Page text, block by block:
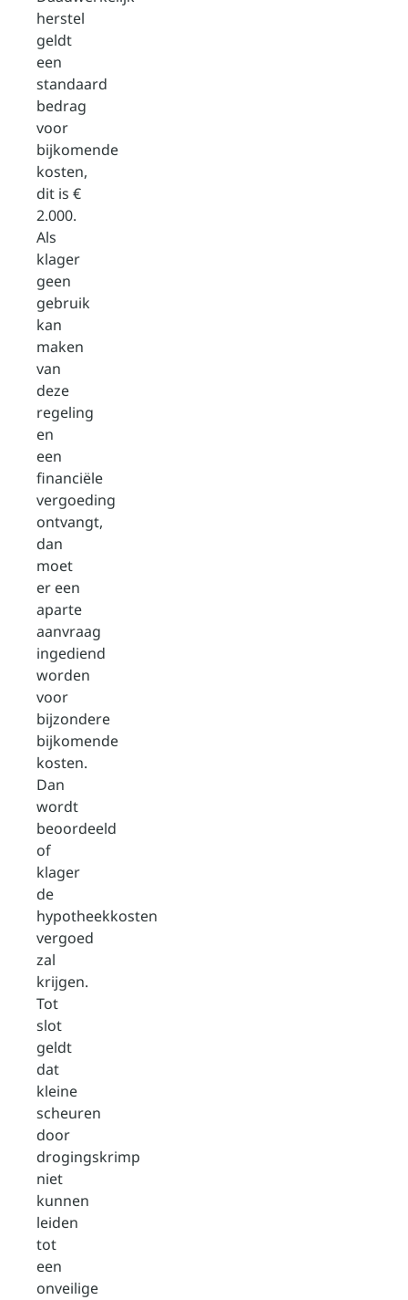
herstel
geldt
een
standaard
bedrag
voor
bijkomende
kosten,
dit is €
2.000.
Als
klager
geen
gebruik
kan
maken
van
deze
regeling
en
een
financiële
vergoeding
ontvangt,
dan
moet
er een
aparte
aanvraag
ingediend
worden
voor
bijzondere
bijkomende
kosten.
Dan
wordt
beoordeeld
of
klager
de
hypotheekkosten
vergoed
zal
krijgen.
Tot
slot
geldt
dat
kleine
scheuren
door
drogingskrimp
niet
kunnen
leiden
tot
een
onveilige